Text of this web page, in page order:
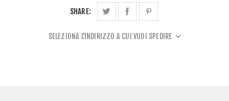
SHARE:
SELEZIONA L'INDIRIZZO A CUI VUOI SPEDIRE